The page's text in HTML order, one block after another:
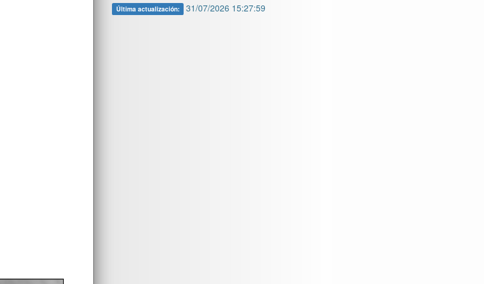
Última actualización: 31/07/2026 15:27:59